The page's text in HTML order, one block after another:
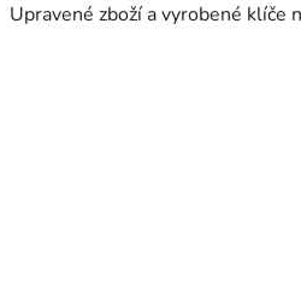
Upravené zboží a vyrobené klíče